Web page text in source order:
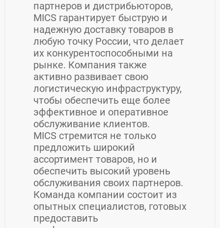
партнеров и дистрибьюторов,
MICS гарантирует быструю и
надежную доставку товаров в
любую точку России, что делает
их конкурентоспособными на
рынке. Компания также
активно развивает свою
логистическую инфраструктуру,
чтобы обеспечить еще более
эффективное и оперативное
обслуживание клиентов.
MICS стремится не только
предложить широкий
ассортимент товаров, но и
обеспечить высокий уровень
обслуживания своих партнеров.
Команда компании состоит из
опытных специалистов, готовых
предоставить